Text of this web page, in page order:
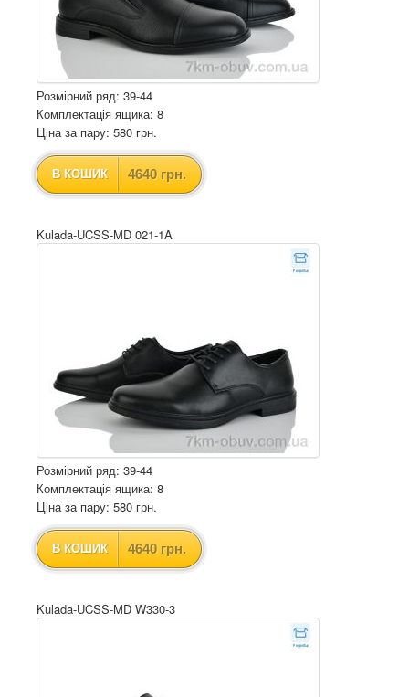
Розмірний ряд: 39-44
Комплектація ящика: 8
Ціна за пару: 580 грн.
В КОШИК 4640 грн.
Kulada-UCSS-MD 021-1A
Розмірний ряд: 39-44
Комплектація ящика: 8
Ціна за пару: 580 грн.
В КОШИК 4640 грн.
Kulada-UCSS-MD W330-3